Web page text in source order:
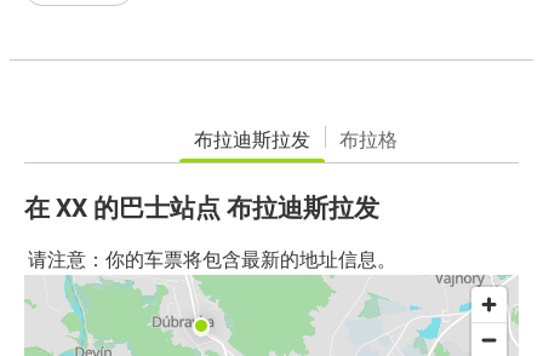
布拉迪斯拉发 布拉格
在 XX 的巴士站点 布拉迪斯拉发
请注意：你的车票将包含最新的地址信息。